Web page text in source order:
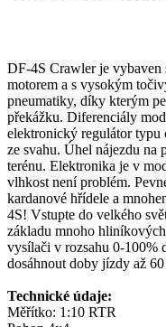
DF-4S Crawler je
motorem a s vysokým
pneumatiky, díky kterým
překážku. Diferenciály
elektronický regulátor typu
ze svahu. Úhel nájezdu na
terénu. Elektronika je v
vlhkost není problém.
kardanové hřídele a
4S! Vstupte do velkého
základu mnoho
vysílači v rozsahu 0-100%
dosáhnout doby jízdy až
Technické údaje:
Měřítko: 1:10 RTR